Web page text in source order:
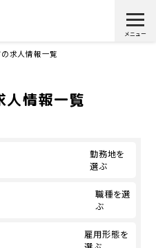
求人情報一覧
人情報一覧
勤務地を
選ぶ
職種を選
ぶ
雇用形態を